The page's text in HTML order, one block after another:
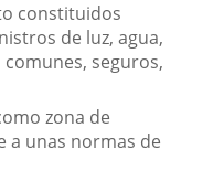
constituidos
de luz, agua,
seguros,
zona de
a unas normas de